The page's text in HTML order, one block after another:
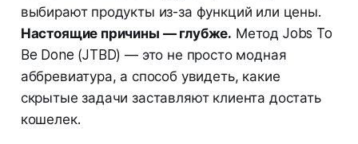
выбирают продукты из-за функций или цены.
Настоящие причины — глубже. Метод Jobs To
Be Done (JTBD) — это не просто модная
аббревиатура, а способ увидеть, какие
скрытые задачи заставляют клиента достать
кошелек.